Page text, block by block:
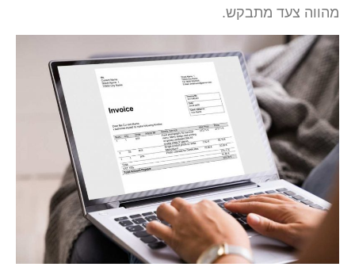
מהווה צעד מתבקש.